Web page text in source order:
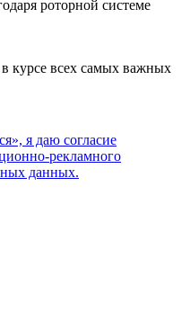
роторной системе
курсе всех самых важных
я даю согласие
рекламного
данных.